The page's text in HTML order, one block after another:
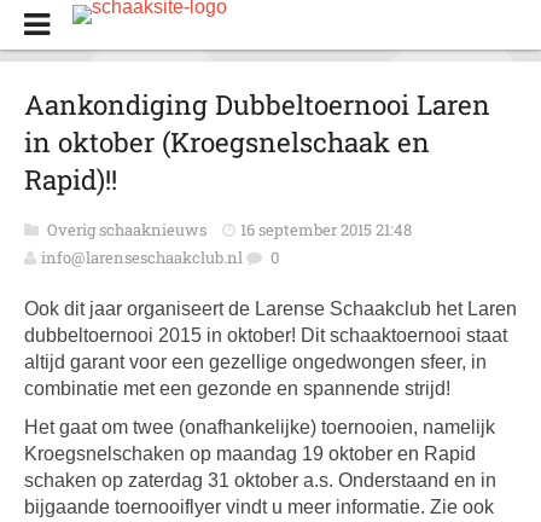
Aankondiging Dubbeltoernooi Laren
in oktober (Kroegsnelschaak en
Rapid)!!
Overig schaaknieuws
16 september 2015 21:48
info@larenseschaakclub.nl
0
Ook dit jaar organiseert de Larense Schaakclub het Laren
dubbeltoernooi 2015 in oktober! Dit schaaktoernooi staat
altijd garant voor een gezellige ongedwongen sfeer, in
combinatie met een gezonde en spannende strijd!
Het gaat om twee (onafhankelijke) toernooien, namelijk
Kroegsnelschaken op maandag 19 oktober en Rapid
schaken op zaterdag 31 oktober a.s. Onderstaand en in
bijgaande toernooiflyer vindt u meer informatie. Zie ook